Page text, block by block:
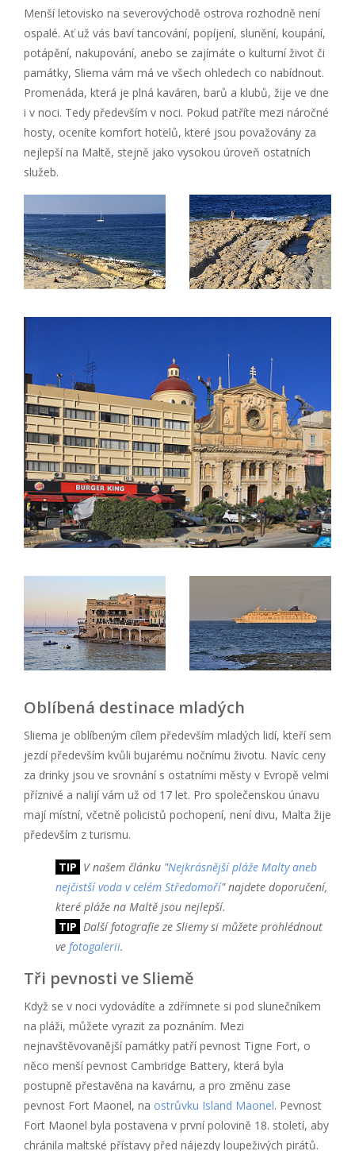
Menší letovisko na severovýchodě ostrova rozhodně není
ospalé. Ať už vás baví tancování, popíjení, slunění, koupání,
potápění, nakupování, anebo se zajímáte o kulturní život či
památky, Sliema vám má ve všech ohledech co nabídnout.
Promenáda, která je plná kaváren, barů a klubů, žije ve dne
i v noci. Tedy především v noci. Pokud patříte mezi náročné
hosty, oceníte komfort hotelů, které jsou považovány za
nejlepší na Maltě, stejně jako vysokou úroveň ostatních
služeb.
Oblíbená destinace mladých
Sliema je oblíbeným cílem především mladých lidí, kteří sem
jezdí především kvůli bujarému nočnímu životu. Navíc ceny
za drinky jsou ve srovnání s ostatními městy v Evropě velmi
příznivé a nalijí vám už od 17 let. Pro společenskou únavu
mají místní, včetně policistů pochopení, není divu, Malta žije
především z turismu.
TIP V našem článku "Nejkrásnější pláže Malty aneb
nejčistší voda v celém Středomoří" najdete doporučení,
které pláže na Maltě jsou nejlepší.
TIP Další fotografie ze Sliemy si můžete prohlédnout
ve fotogalerii.
Tři pevnosti ve Sliemě
Když se v noci vydovádíte a zdřímnete si pod slunečníkem
na pláži, můžete vyrazit za poznáním. Mezi
nejnavštěvovanější památky patří pevnost Tigne Fort, o
něco menší pevnost Cambridge Battery, která byla
postupně přestavěna na kavárnu, a pro změnu zase
pevnost Fort Maonel, na ostrůvku Island Maonel. Pevnost
Fort Maonel byla postavena v první polovině 18. století, aby
chránila maltské přístavy před nájezdy loupeživých pirátů.